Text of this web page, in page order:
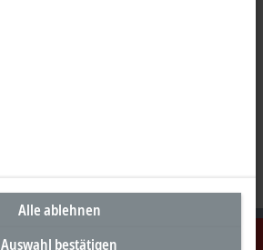
Alle ablehnen
Auswahl bestätigen